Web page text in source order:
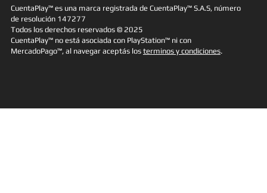
CuentaPlay™ es una marca registrada de CuentaPlay™ S.A.S, número
de resolución 147277
Todos los derechos reservados © 2025
CuentaPlay™ no está asociada con PlayStation™ ni con
MercadoPago™, al navegar aceptás los terminos y condiciones.